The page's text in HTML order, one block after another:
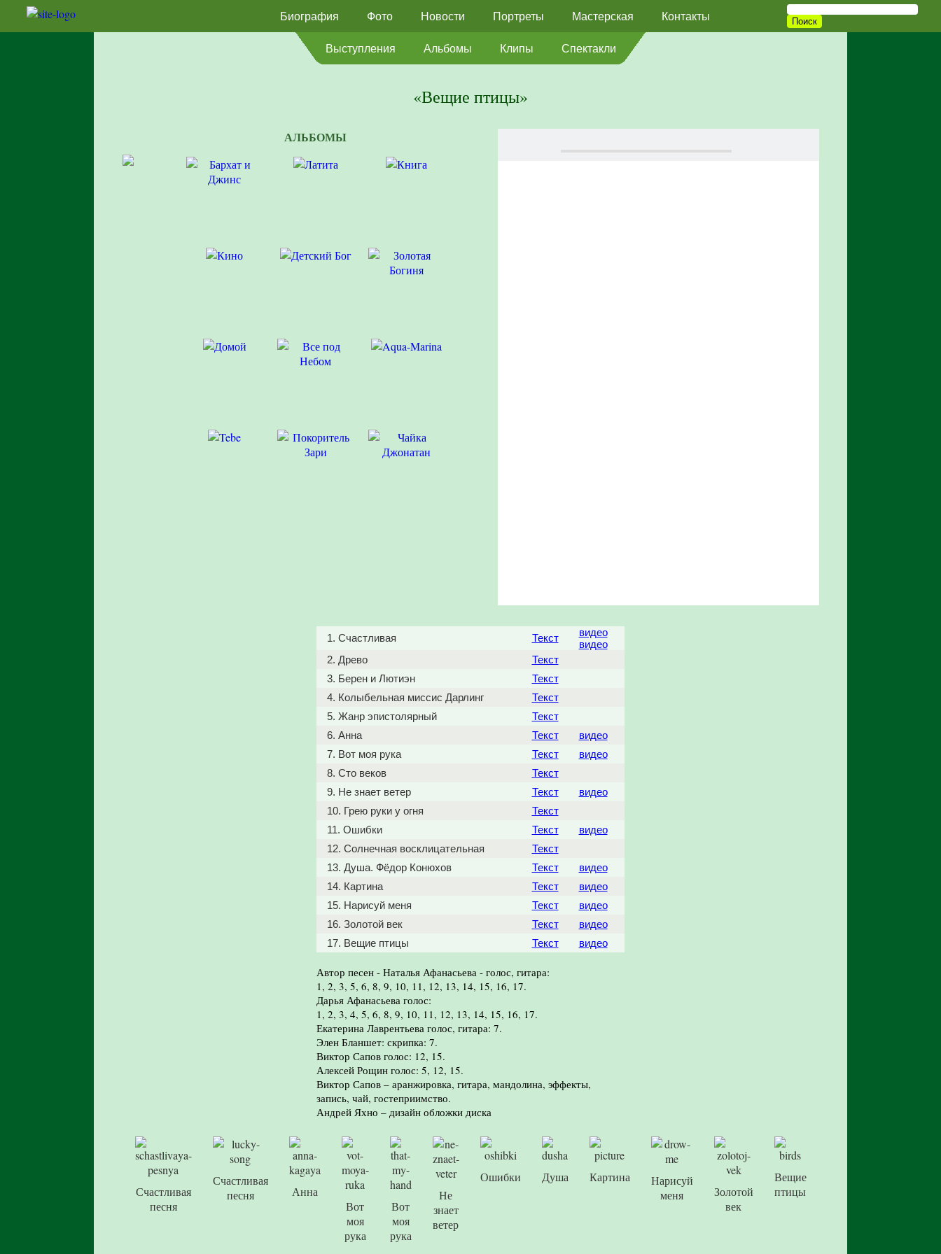
Биография Фото Новости Портреты Мастерская Контакты
Выступления Альбомы Клипы Спектакли
«Вещие птицы»
АЛЬБОМЫ
1. Счастливая Текст
видео
видео
2. Древо
Текст
3. Берен и Лютиэн
Текст
4. Колыбельная миссис Дарлинг
Текст
5. Жанр эпистолярный
Текст
6. Анна
Текст
видео
7. Вот моя рука
Текст
видео
8. Сто веков
Текст
9. Не знает ветер
Текст
видео
10. Грею руки у огня
Текст
11. Ошибки
Текст
видео
12. Солнечная восклицательная
Текст
13. Душа. Фёдор Конюхов
Текст
видео
14. Картина
Текст
видео
15. Нарисуй меня
Текст
видео
16. Золотой век
Текст
видео
17. Вещие птицы
Текст видео
Автор песен - Наталья Афанасьева - голос, гитара:
1, 2, 3, 5, 6, 8, 9, 10, 11, 12, 13, 14, 15, 16, 17.
Дарья Афанасьева голос:
1, 2, 3, 4, 5, 6, 8, 9, 10, 11, 12, 13, 14, 15, 16, 17.
Екатерина Лаврентьева голос, гитара: 7.
Элен Бланшет: скрипка: 7.
Виктор Сапов голос: 12, 15.
Алексей Рощин голос: 5, 12, 15.
Виктор Сапов – аранжировка, гитара, мандолина, эффекты,
запись, чай, гостеприимство.
Андрей Яхно – дизайн обложки диска
Счастливая
песня
Счастливая
песня
Анна
Вот
моя
рука
Вот
моя
рука
Не
знает
ветер
Ошибки Душа Картина
Нарисуй
меня
Золотой
век
Вещие
птицы